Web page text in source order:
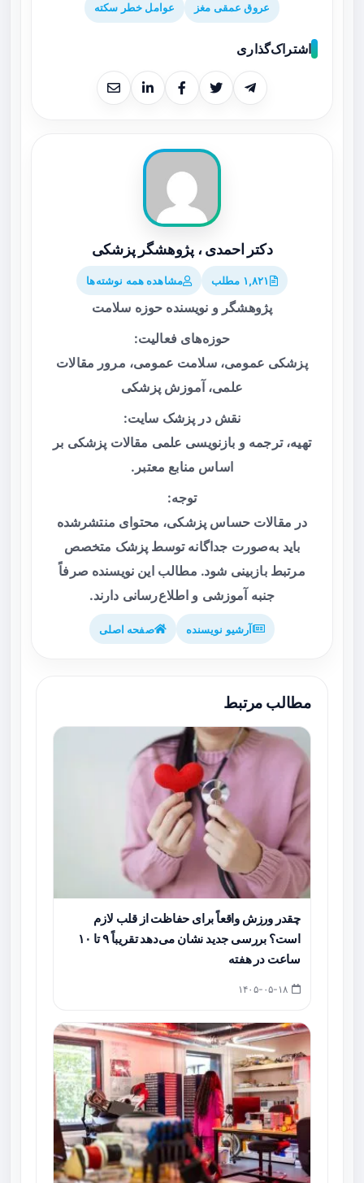
عروق عمقی مغز عوامل خطر سکته
اشتراک‌گذاری
دکتر احمدی ، پژوهشگر پزشکی
۱,۸۲۱ مطلب مشاهده همه نوشته‌ها
پژوهشگر و نویسنده حوزه سلامت
حوزه‌های فعالیت:
پزشکی عمومی، سلامت عمومی، مرور مقالات
علمی، آموزش پزشکی
نقش در پزشک سایت:
تهیه، ترجمه و بازنویسی علمی مقالات پزشکی بر
اساس منابع معتبر.
توجه:
در مقالات حساس پزشکی، محتوای منتشرشده
باید به‌صورت جداگانه توسط پزشک متخصص
مرتبط بازبینی شود. مطالب این نویسنده صرفاً
جنبه آموزشی و اطلاع‌رسانی دارند.
آرشیو نویسنده صفحه اصلی
مطالب مرتبط
چقدر ورزش واقعاً برای حفاظت از قلب لازم
است؟ بررسی جدید نشان می‌دهد تقریباً ۹ تا ۱۰
ساعت در هفته